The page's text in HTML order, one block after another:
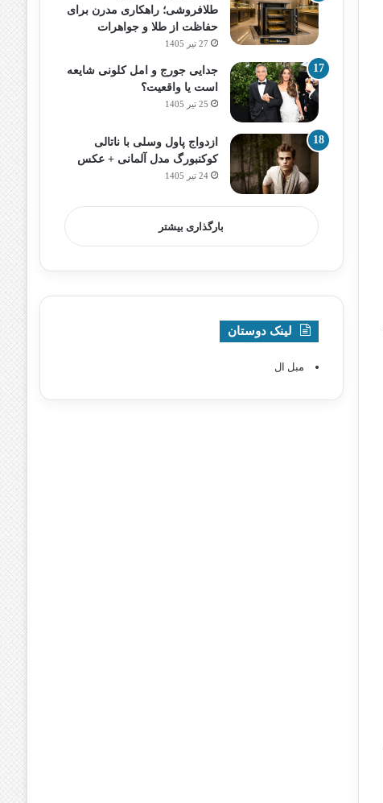
طلافروشی؛ راهکاری مدرن برای
حفاظت از طلا و جواهرات
27 تیر 1405
جدایی جورج و امل کلونی شایعه
است یا واقعیت؟
25 تیر 1405
ازدواج پاول وسلی با ناتالی
کوکنبورگ مدل آلمانی + عکس
24 تیر 1405
بارگذاری بیشتر
لینک دوستان
مبل ال